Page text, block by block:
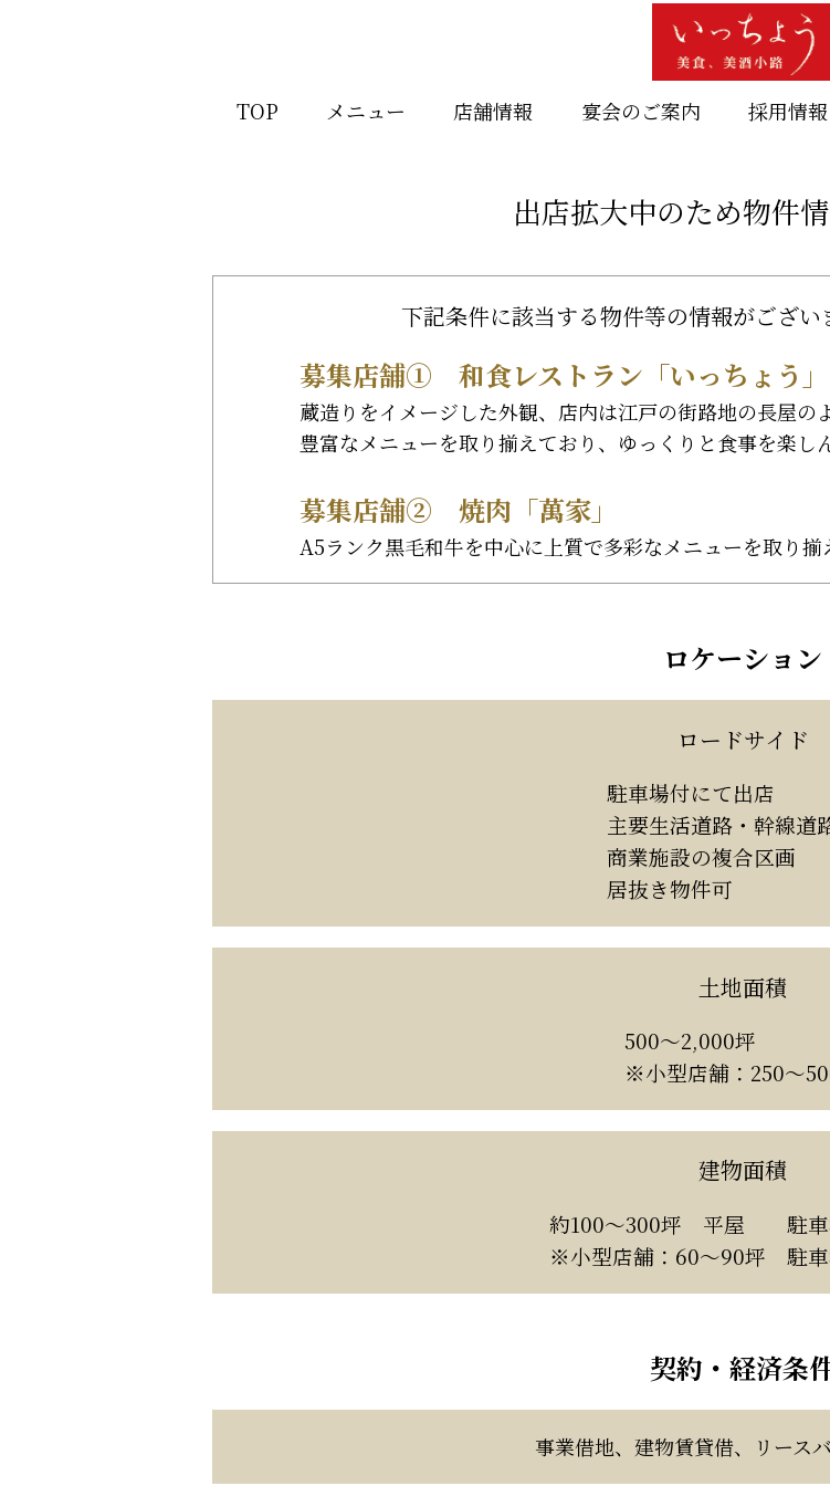
TOP メニュー 店舗情報 宴会のご案内 採用情報
出店拡大中のため物件
下記条件に該当する物件等の情報がござい
募集店舗① 和食レストラン「いっちょう」
蔵造りをイメージした外観、店内は江戸の街路地の長屋の
豊富なメニューを取り揃えており、ゆっくりと食事を楽し
募集店舗② 焼肉「萬家」
A5ランク黒毛和牛を中心に上質で多彩なメニューを取り
ロケーション
ロードサイド
駐車場付にて出店
主要生活道路・幹線道
商業施設の複合区画
居抜き物件可
土地面積
500～2,000坪
※小型店舗：250～
建物面積
約100～300坪 平屋 駐車
※小型店舗：60～90坪 駐車
契約・経済条
事業借地、建物賃貸借、リース